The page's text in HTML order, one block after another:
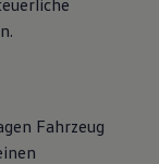
Fahrzeug